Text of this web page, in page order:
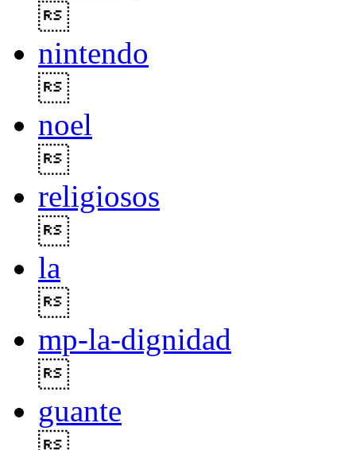
nintendo
noel
religiosos
la
mp-la-dignidad
guante